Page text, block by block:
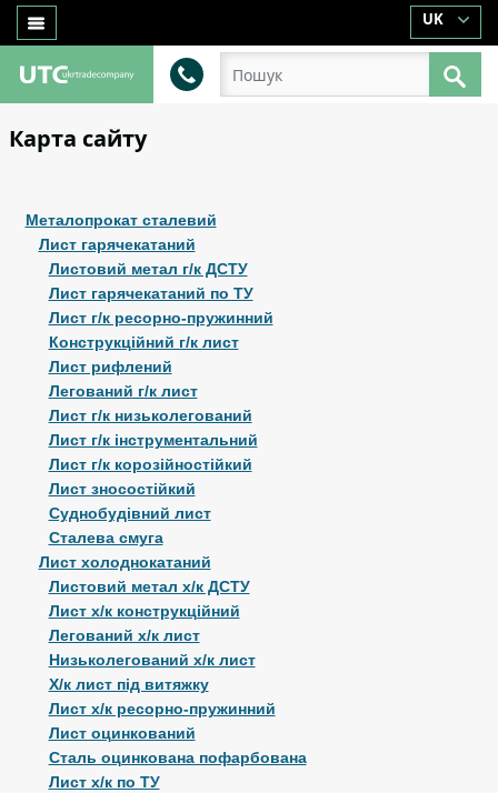
UK
Карта сайту
Металопрокат сталевий
Лист гарячекатаний
Листовий метал г/к ДСТУ
Лист гарячекатаний по ТУ
Лист г/к ресорно-пружинний
Конструкційний г/к лист
Лист рифлений
Легований г/к лист
Лист г/к низьколегований
Лист г/к інструментальний
Лист г/к корозійностійкий
Лист зносостійкий
Суднобудівний лист
Сталева смуга
Лист холоднокатаний
Листовий метал х/к ДСТУ
Лист х/к конструкційний
Легований х/к лист
Низьколегований х/к лист
Х/к лист під витяжку
Лист х/к ресорно-пружинний
Лист оцинкований
Сталь оцинкована пофарбована
Лист х/к по ТУ